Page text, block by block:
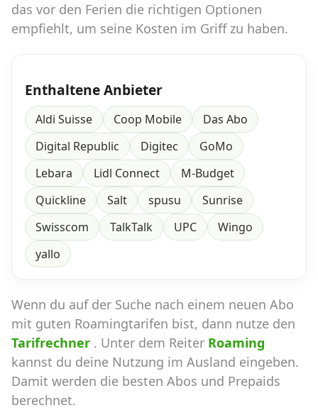
das vor den Ferien die richtigen Optionen
empfiehlt, um seine Kosten im Griff zu haben.
Enthaltene Anbieter
Aldi Suisse Coop Mobile
Das Abo
Digital Republic
Digitec
GoMo
Lebara
Lidl Connect
M-Budget
Quickline
Salt spusu
Sunrise
Swisscom
TalkTalk UPC
Wingo
yallo
Wenn du auf der Suche nach einem neuen Abo
mit guten Roamingtarifen bist, dann nutze den
Tarifrechner . Unter dem Reiter Roaming
kannst du deine Nutzung im Ausland eingeben.
Damit werden die besten Abos und Prepaids
berechnet.